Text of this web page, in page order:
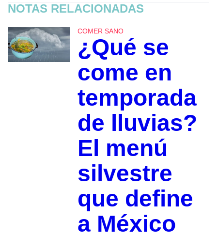
NOTAS RELACIONADAS
COMER SANO
¿Qué se
come en
temporada
de lluvias?
El menú
silvestre
que define
a México